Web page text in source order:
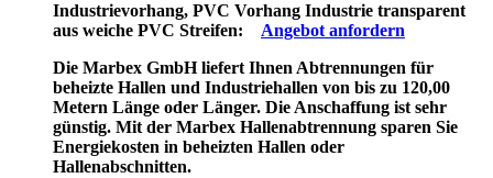
Industrievorhang, PVC Vorhang Industrie transparent
aus weiche PVC Streifen:
Angebot anfordern
Die Marbex GmbH liefert Ihnen Abtrennungen für
beheizte Hallen und Industriehallen von bis zu 120,00
Metern Länge oder Länger. Die Anschaffung ist sehr
günstig. Mit der Marbex Hallenabtrennung sparen Sie
Energiekosten in beheizten Hallen oder
Hallenabschnitten.